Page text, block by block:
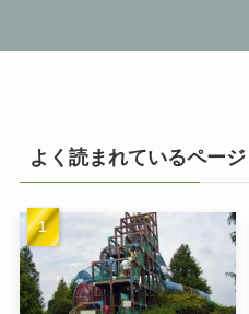
よく読まれているページ